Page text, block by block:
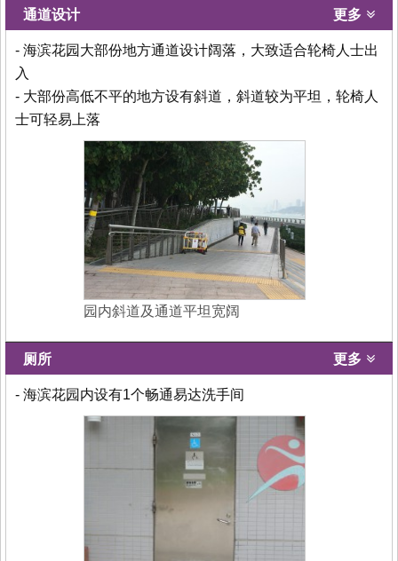
通道设计 更多
- 海滨花园大部份地方通道设计阔落，大致适合轮椅人士出
入
- 大部份高低不平的地方设有斜道，斜道较为平坦，轮椅人
士可轻易上落
园内斜道及通道平坦宽阔
厕所 更多
- 海滨花园内设有1个畅通易达洗手间